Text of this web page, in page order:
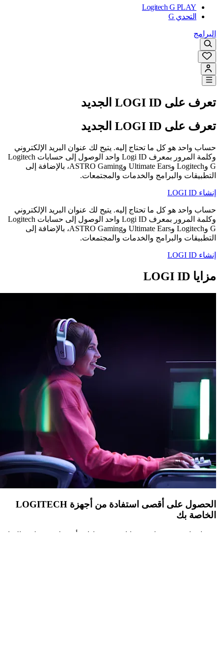
Logitech G PLAY
التحدي G
البرامج
تعرف على LOGI ID الجديد
تعرف على LOGI ID الجديد
حساب واحد هو كل ما تحتاج إليه. يتيح لك عنوان البريد الإلكتروني
وكلمة المرور بمعرف Logi ID واحد الوصول إلى حسابات Logitech
G وLogitech وUltimate Ears وASTRO Gaming، بالإضافة إلى
التطبيقات والبرامج والخدمات والمجتمعات.
إنشاء LOGI ID
حساب واحد هو كل ما تحتاج إليه. يتيح لك عنوان البريد الإلكتروني
وكلمة المرور بمعرف Logi ID واحد الوصول إلى حسابات Logitech
G وLogitech وUltimate Ears وASTRO Gaming، بالإضافة إلى
التطبيقات والبرامج والخدمات والمجتمعات.
إنشاء LOGI ID
مزايا LOGI ID
الحصول على أقصى استفادة من أجهزة LOGITECH
الخاصة بك
قم بإنشاء Logi ID لفتح مزايا حصرية وإدارة أجهزتك بسهولة، والبقاء